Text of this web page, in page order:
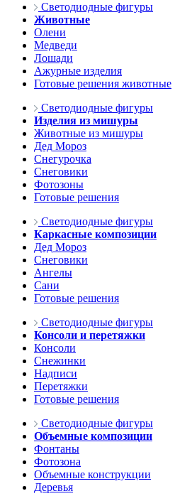
Светодиодные фигуры
Животные
Олени
Медведи
Лошади
Ажурные изделия
Готовые решения животные
Светодиодные фигуры
Изделия из мишуры
Животные из мишуры
Дед Мороз
Снегурочка
Снеговики
Фотозоны
Готовые решения
Светодиодные фигуры
Каркасные композиции
Дед Мороз
Снеговики
Ангелы
Сани
Готовые решения
Светодиодные фигуры
Консоли и перетяжки
Консоли
Снежинки
Надписи
Перетяжки
Готовые решения
Светодиодные фигуры
Объемные композиции
Фонтаны
Фотозона
Объемные конструкции
Деревья